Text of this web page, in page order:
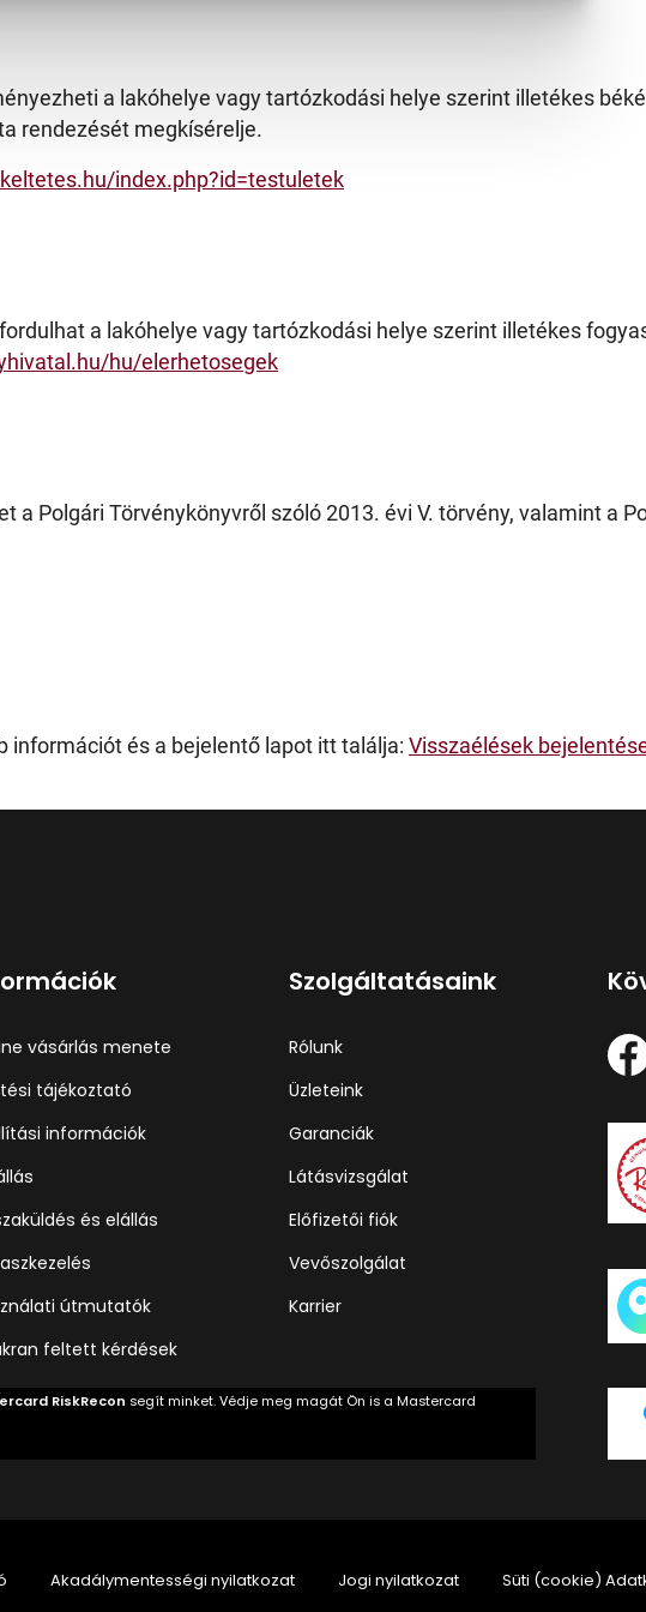
a lakóhelye vagy tartózkodási helye szerint illetékes
rendezését megkísérelje.
index.php?id=testuletek
a lakóhelye vagy tartózkodási helye szerint illetékes
hu/elerhetosegek
Polgári Törvénykönyvről szóló 2013. évi V. törvény, valamint a
információt és a bejelentő lapot itt találja: Visszaélések
vásárlás menete
tájékoztató
információk
és elállás
útmutatók
feltett kérdések
Szolgáltatásaink
Rólunk
Üzleteink
Garanciák
Látásvizsgálat
Előfizetői fiók
Vevőszolgálat
Karrier
RiskRecon segít minket. Védje meg magát Ön is a Mastercard
Akadálymentességi nyilatkozat Jogi nyilatkozat Süti (cookie)